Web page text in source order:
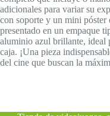
adicionales para variar su
con soporte y un mini
presentado en un empaque
aluminio azul brillante, ideal
caja. ¡Una pieza
del cine que buscan la